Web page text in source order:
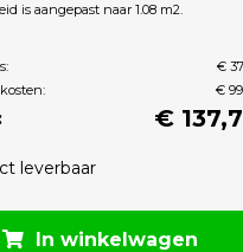
is aangepast naar 1.08 m2.
€
€
€
leverbaar
In winkelwagen